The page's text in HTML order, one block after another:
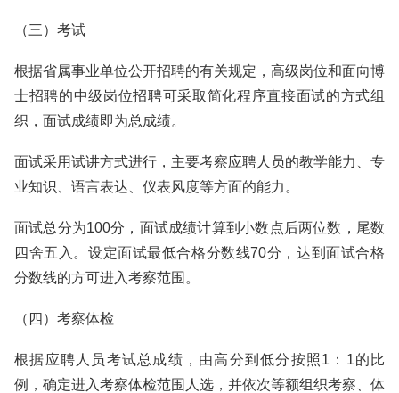
（三）考试
根据省属事业单位公开招聘的有关规定，高级岗位和面向博
士招聘的中级岗位招聘可采取简化程序直接面试的方式组
织，面试成绩即为总成绩。
面试采用试讲方式进行，主要考察应聘人员的教学能力、专
业知识、语言表达、仪表风度等方面的能力。
面试总分为100分，面试成绩计算到小数点后两位数，尾数
四舍五入。设定面试最低合格分数线70分，达到面试合格
分数线的方可进入考察范围。
（四）考察体检
根据应聘人员考试总成绩，由高分到低分按照1：1的比
例，确定进入考察体检范围人选，并依次等额组织考察、体